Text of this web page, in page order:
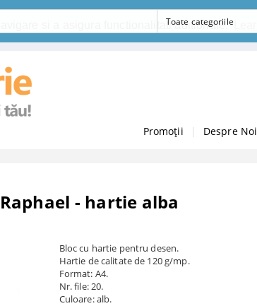
si a asigura functionalitati aditionale.
Promoții Despre Noi
- hartie alba
Bloc cu hartie pentru desen.
Hartie de calitate de 120 g/mp.
Format: A4.
Nr. file: 20.
Culoare: alb.